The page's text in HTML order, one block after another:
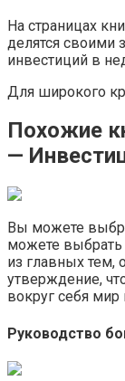
На страницах
делятся своими
инвестиций в
Для широкого
Похожие
—
Вы можете
можете
из главных тем,
утверждение,
вокруг себя мир
Руководство